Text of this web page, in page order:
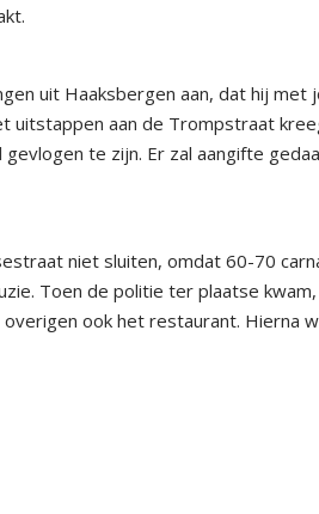
uit Haaksbergen aan, dat hij met
uitstappen aan de Trompstraat
te zijn. Er zal aangifte
niet sluiten, omdat 60-70
Toen de politie ter plaatse
ook het restaurant. Hierna